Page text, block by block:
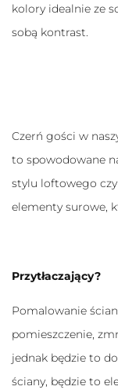
kolory idealnie ze
sobą kontrast.
Czerń gości w
to spowodowane
stylu loftowego
elementy surowe,
Przytłaczający?
Pomalowanie
pomieszczenie,
jednak będzie to
ściany, będzie to